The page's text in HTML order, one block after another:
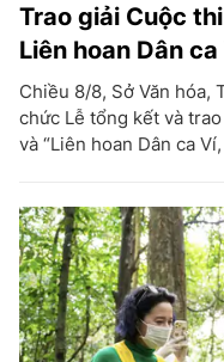
Trao giải Cuộc
Liên hoan Dân
Chiều 8/8, Sở Văn hóa,
chức Lễ tổng kết và
và “Liên hoan Dân ca